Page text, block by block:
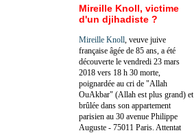
Mireille Knoll, victime
d'un djihadiste ?
Mireille Knoll , veuve juive
française âgée de 85 ans, a été
découverte le vendredi 23 mars
2018 vers 18 h 30 morte,
poignardée au cri de "Allah
OuAkbar" (Allah est plus grand) et
brûlée dans son appartement
parisien au 30 avenue Philippe
Auguste - 75011 Paris. Attentat